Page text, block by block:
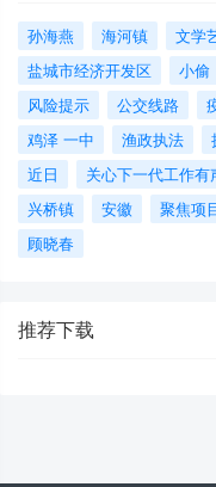
孙海燕 海河镇 文学
盐城市经济开发区
小偷
风险提示
公交线路
鸡泽 一中
渔政执法
近日
关心下一代工作有
兴桥镇
安徽 聚焦项
顾晓春
推荐下载